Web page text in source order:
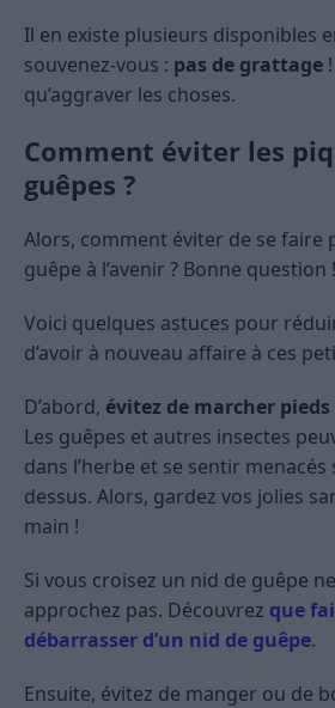
Il en existe plusieurs disponibles
souvenez-vous : pas de grattage
qu’aggraver les choses.
Comment éviter les
guêpes ?
Alors, comment éviter de se faire
guêpe à l’avenir ? Bonne question !
Voici quelques astuces pour
d’avoir à nouveau affaire à ces
D’abord, évitez de marcher
Les guêpes et autres insectes
dans l’herbe et se sentir
dessus. Alors, gardez vos jolies
main !
Si vous croisez un nid de guêpe
approchez pas. Découvrez que
débarrasser d’un nid de guêpe.
Ensuite, évitez de manger ou de